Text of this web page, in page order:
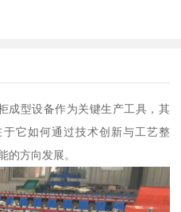
成型设备作为关键生产工具，其
它如何通过技术创新与工艺整
的方向发展。